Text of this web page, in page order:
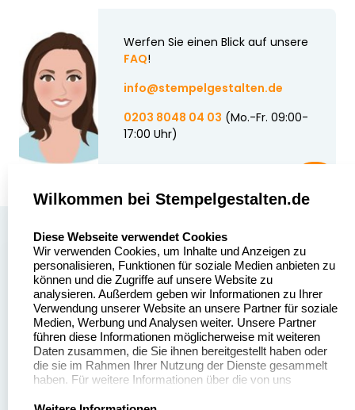
Werfen Sie einen Blick auf unsere
FAQ!
info@stempelgestalten.de
0203 8048 04 03 (Mo.-Fr. 09:00-
17:00 Uhr)
Stempelgestalten.de
Asterlager Straße 97
47228 Duisburg
Deutschland
Über uns
Sitemap
Alle
Stempelinformationen
Wilkommen bei Stempelgestalten.de
Diese Webseite verwendet Cookies
Wir verwenden Cookies, um Inhalte und Anzeigen zu
personalisieren, Funktionen für soziale Medien anbieten zu
können und die Zugriffe auf unsere Website zu
analysieren. Außerdem geben wir Informationen zu Ihrer
Verwendung unserer Website an unsere Partner für soziale
Medien, Werbung und Analysen weiter. Unsere Partner
führen diese Informationen möglicherweise mit weiteren
Daten zusammen, die Sie ihnen bereitgestellt haben oder
die sie im Rahmen Ihrer Nutzung der Dienste gesammelt
haben. Für weitere Informationen über die von uns